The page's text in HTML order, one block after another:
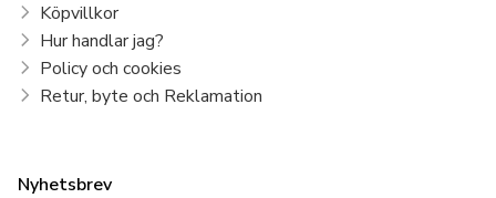
Köpvillkor
Hur handlar jag?
Policy och cookies
Retur, byte och Reklamation
Nyhetsbrev